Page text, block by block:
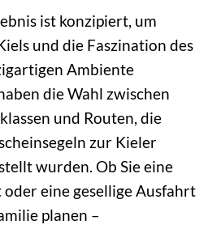
ist konzipiert, um
und die Faszination des
Ambiente
die Wahl zwischen
und Routen, die
zur Kieler
wurden. Ob Sie eine
eine gesellige Ausfahrt
planen –